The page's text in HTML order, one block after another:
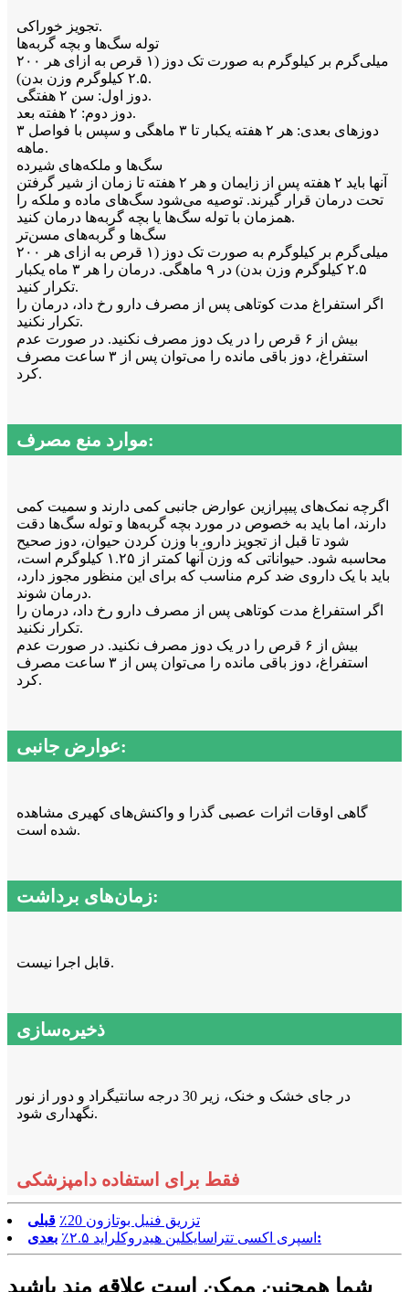
تجویز خوراکی.
توله سگ‌ها و بچه گربه‌ها
۲۰۰ میلی‌گرم بر کیلوگرم به صورت تک دوز (۱ قرص به ازای هر
۲.۵ کیلوگرم وزن بدن).
دوز اول: سن ۲ هفتگی.
دوز دوم: ۲ هفته بعد.
دوزهای بعدی: هر ۲ هفته یکبار تا ۳ ماهگی و سپس با فواصل ۳
ماهه.
سگ‌ها و ملکه‌های شیرده
آنها باید ۲ هفته پس از زایمان و هر ۲ هفته تا زمان از شیر گرفتن
تحت درمان قرار گیرند. توصیه می‌شود سگ‌های ماده و ملکه را
همزمان با توله سگ‌ها یا بچه گربه‌ها درمان کنید.
سگ‌ها و گربه‌های مسن‌تر
۲۰۰ میلی‌گرم بر کیلوگرم به صورت تک دوز (۱ قرص به ازای هر
۲.۵ کیلوگرم وزن بدن) در ۹ ماهگی. درمان را هر ۳ ماه یکبار
تکرار کنید.
اگر استفراغ مدت کوتاهی پس از مصرف دارو رخ داد، درمان را
تکرار نکنید.
بیش از ۶ قرص را در یک دوز مصرف نکنید. در صورت عدم
استفراغ، دوز باقی مانده را می‌توان پس از ۳ ساعت مصرف
کرد.
موارد منع مصرف:
اگرچه نمک‌های پیپرازین عوارض جانبی کمی دارند و سمیت کمی
دارند، اما باید به خصوص در مورد بچه گربه‌ها و توله سگ‌ها دقت
شود تا قبل از تجویز دارو، با وزن کردن حیوان، دوز صحیح
محاسبه شود. حیواناتی که وزن آنها کمتر از ۱.۲۵ کیلوگرم است،
باید با یک داروی ضد کرم مناسب که برای این منظور مجوز دارد،
درمان شوند.
اگر استفراغ مدت کوتاهی پس از مصرف دارو رخ داد، درمان را
تکرار نکنید.
بیش از ۶ قرص را در یک دوز مصرف نکنید. در صورت عدم
استفراغ، دوز باقی مانده را می‌توان پس از ۳ ساعت مصرف
کرد.
عوارض جانبی:
گاهی اوقات اثرات عصبی گذرا و واکنش‌های کهیری مشاهده
شده است.
زمان‌های برداشت:
قابل اجرا نیست.
ذخیره‌سازی
در جای خشک و خنک، زیر 30 درجه سانتیگراد و دور از نور
نگهداری شود.
فقط برای استفاده دامپزشکی
تزریق فنیل بوتازون 20٪
قبلی
اسپری اکسی تتراسایکلین هیدروکلراید ۲.۵٪ بعدی:
شما همچنین ممکن است علاقه مند باشید